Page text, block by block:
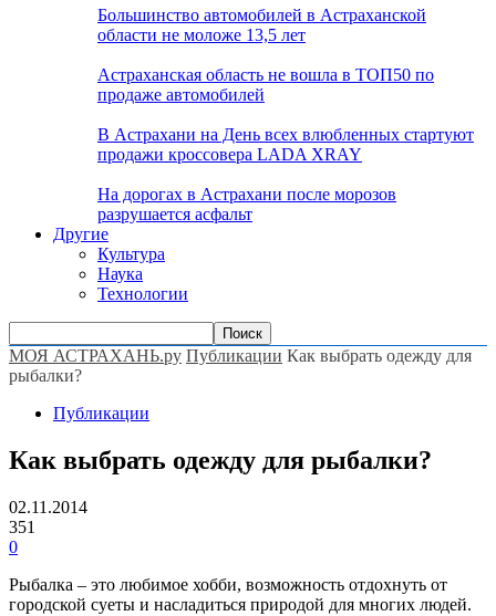
Большинство автомобилей в Астраханской
области не моложе 13,5 лет
Астраханская область не вошла в ТОП50 по
продаже автомобилей
В Астрахани на День всех влюбленных стартуют
продажи кроссовера LADA XRAY
На дорогах в Астрахани после морозов
разрушается асфальт
Другие
Культура
Наука
Технологии
МОЯ АСТРАХАНЬ.ру Публикации Как выбрать одежду для
рыбалки?
Публикации
Как выбрать одежду для рыбалки?
02.11.2014
351
0
Рыбалка – это любимое хобби, возможность отдохнуть от
городской суеты и насладиться природой для многих людей.